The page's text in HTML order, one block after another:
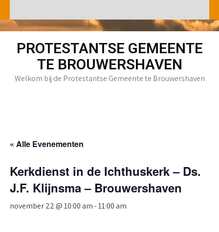
to
content
PROTESTANTSE GEMEENTE
TE BROUWERSHAVEN
Welkom bij de Protestantse Gemeente te Brouwershaven
« Alle Evenementen
Kerkdienst in de Ichthuskerk – Ds.
J.F. Klijnsma – Brouwershaven
november 22 @ 10:00 am-11:00 am